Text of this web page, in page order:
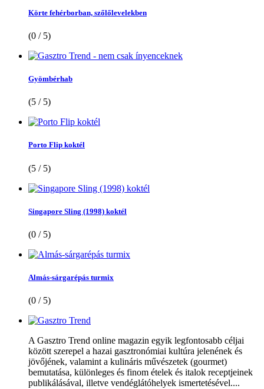
Körte fehérborban, szőlőlevelekben
(0 / 5)
Gyömbérhab
(5 / 5)
Porto Flip koktél
(5 / 5)
Singapore Sling (1998) koktél
(0 / 5)
Almás-sárgarépás turmix
(0 / 5)
A Gasztro Trend online magazin egyik legfontosabb céljai
között szerepel a hazai gasztronómiai kultúra jelenének és
jövőjének, valamint a kulináris művészetek (gourmet)
bemutatása, különleges és finom ételek és italok receptjeinek
publikálásával, illetve vendéglátóhelyek ismertetésével....